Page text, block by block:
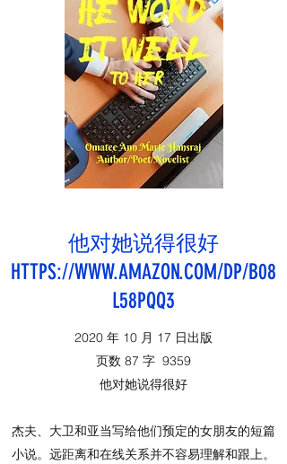
他对她说得很好
HTTPS://WWW.AMAZON.COM/DP/B08
L58PQQ3
2020 年 10 月 17 日出版
页数 87 字 9359
他对她说得很好
杰夫、大卫和亚当写给他们预定的女朋友的短篇
小说。远距离和在线关系并不容易理解和跟上。